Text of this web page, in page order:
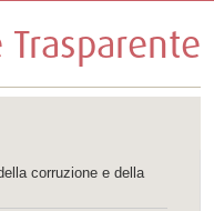
corruzione e della